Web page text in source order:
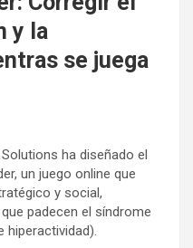
y la
se juega
ha diseñado el
un juego online que
y social,
padecen el síndrome
hiperactividad).